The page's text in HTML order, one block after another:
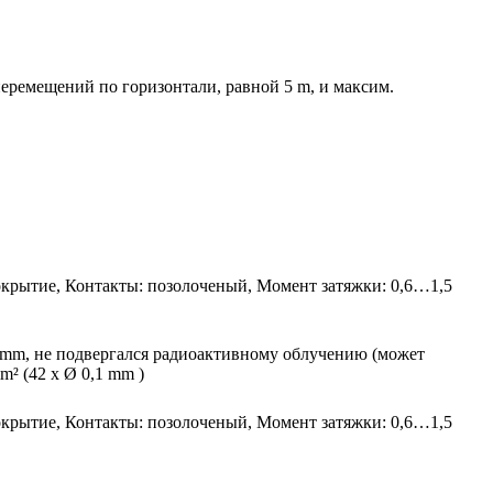
по горизонтали, равной 5 m, и максим.
Контакты: позолоченый, Момент затяжки: 0,6…1,5
не подвергался радиоактивному облучению (может
(42 x Ø 0,1 mm )
Контакты: позолоченый, Момент затяжки: 0,6…1,5